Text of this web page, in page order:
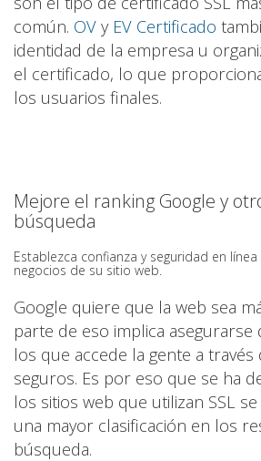
común. OV y EV Certificado
identidad de la empresa u
el certificado, lo que
los usuarios finales.
Mejore el ranking Google y
búsqueda
Establezca confianza y seguridad en
negocios de su sitio web.
Google quiere que la web sea
parte de eso implica asegurarse
los que accede la gente a través
seguros. Es por eso que se ha
los sitios web que utilizan SSL
una mayor clasificación en los
búsqueda.